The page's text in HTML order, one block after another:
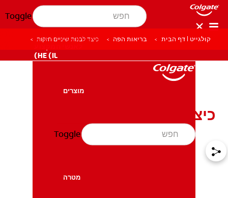
Toggle
HE (IL)
מוצרים
בריאות הפה
מטרה
Toggle
קולגייט | דף הבית בריאות הפה כיצד לבנות שיניים חזקות
כיצד לבנות שיניים חזקות